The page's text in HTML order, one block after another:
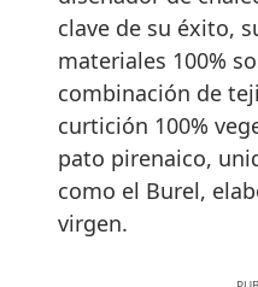
clave de su éxito,
materiales 100%
combinación de
curtición 100%
pato pirenaico,
como el Burel,
virgen.